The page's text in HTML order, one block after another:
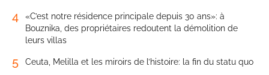
4
«C’est notre résidence principale depuis 30 ans»: à
Bouznika, des propriétaires redoutent la démolition de
leurs villas
5 Ceuta, Melilla et les miroirs de l’histoire: la fin du statu quo